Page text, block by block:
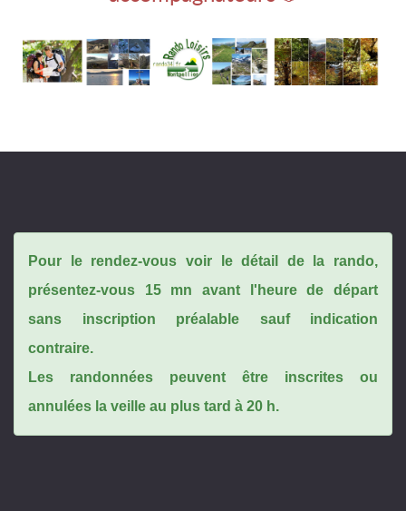
Pour le rendez-vous voir le détail de la rando,
présentez-vous 15 mn avant l'heure de départ
sans inscription préalable sauf indication
contraire.
Les randonnées peuvent être inscrites ou
annulées la veille au plus tard à 20 h.